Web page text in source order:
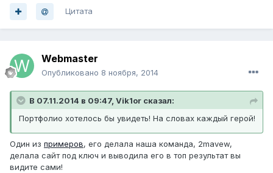
Цитата
Webmaster
Опубликовано 8 ноября, 2014
В 07.11.2014 в 09:47, Vik1or сказал:
Портфолио хотелось бы увидеть! На словах каждый герой!
Один из примеров, его делала наша команда, 2mavew,
делала сайт под ключ и выводила его в топ результат вы
видите сами!